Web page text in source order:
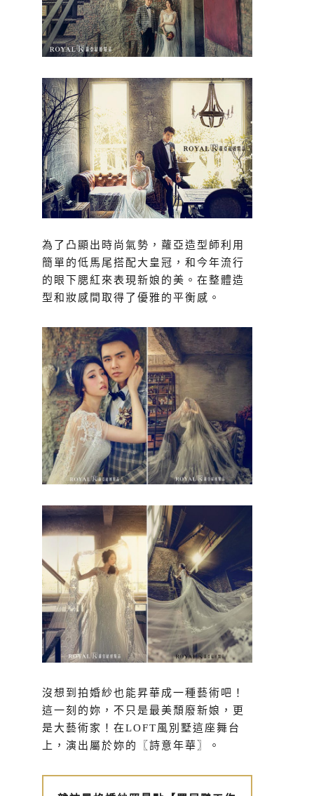
為了凸顯出時尚氣勢，蘿亞造型師利用
簡單的低馬尾搭配大皇冠，和今年流行
的眼下腮紅來表現新娘的美。在整體造
型和妝感間取得了優雅的平衡感。
沒想到拍婚紗也能昇華成一種藝術吧！
這一刻的妳，不只是最美頹廢新娘，更
是大藝術家！在LOFT風別墅這座舞台
上，演出屬於妳的〖詩意年華〗。